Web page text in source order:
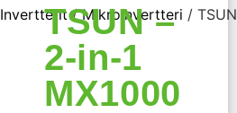
Invertterit/Mikroinvertteri / TSUN
TSUN –
2-in-1
MX1000